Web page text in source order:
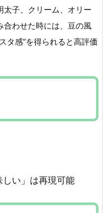
太子、クリーム、オリー
合わせた時には、豆の風
タ感”を得られると高評価
い」は再現可能